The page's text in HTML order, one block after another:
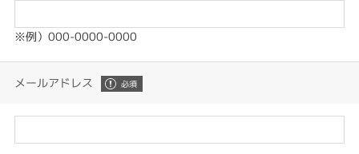
※例）000-0000-0000
メールアドレス